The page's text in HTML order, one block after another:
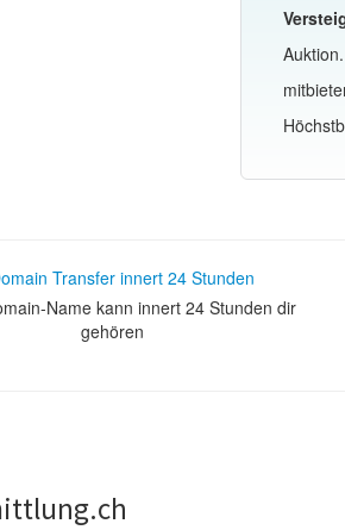
Name kann innert 24 Stunden dir
gehören